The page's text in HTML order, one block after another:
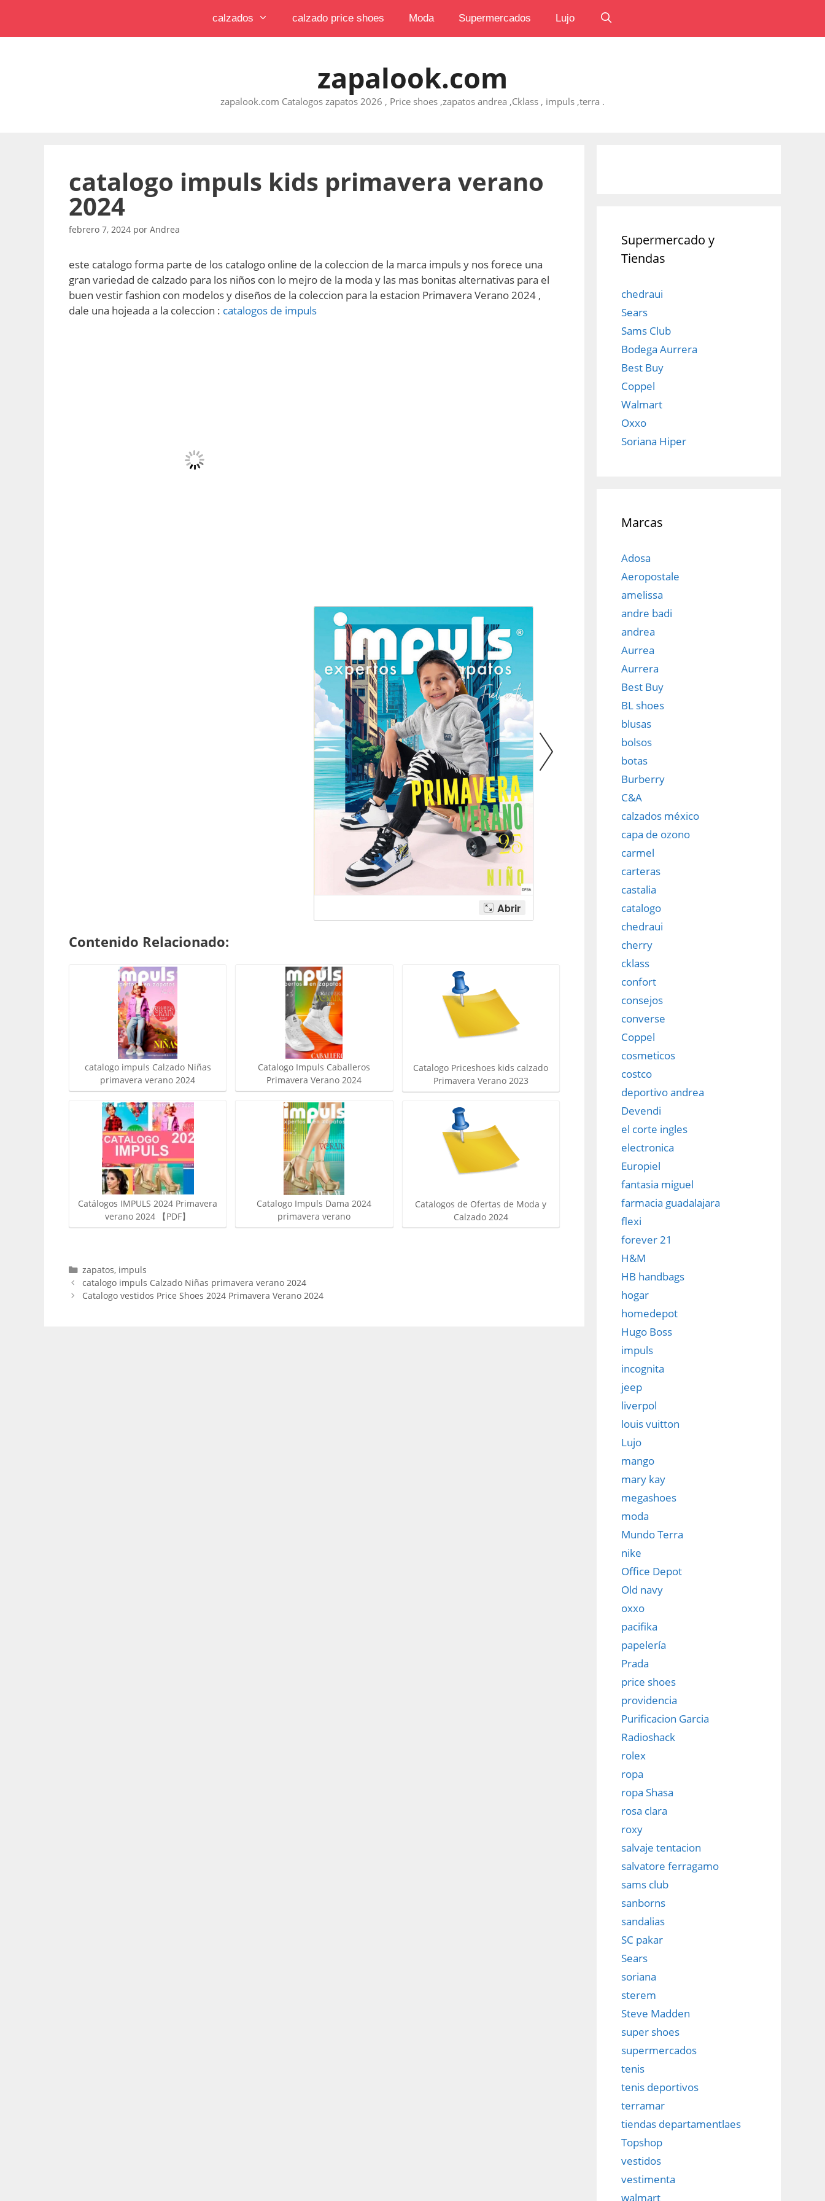
contenido
calzados calzado price shoes Moda Supermercados Lujo
zapalook.com
zapalook.com Catalogos zapatos 2026 , Price shoes ,zapatos andrea ,Cklass , impuls ,terra .
catalogo impuls kids primavera verano
2024
febrero 7, 2024 por Andrea
este catalogo forma parte de los catalogo online de la coleccion de la marca impuls y nos forece una
gran variedad de calzado para los niños con lo mejro de la moda y las mas bonitas alternativas para el
buen vestir fashion con modelos y diseños de la coleccion para la estacion Primavera Verano 2024 ,
dale una hojeada a la coleccion : catalogos de impuls
Contenido Relacionado:
catalogo impuls Calzado Niñas
primavera verano 2024
Catálogos IMPULS 2024 Primavera
verano 2024 【PDF】
Catalogo Impuls Caballeros
Primavera Verano 2024
Catalogo Impuls Dama 2024
primavera verano
Catalogo Priceshoes kids calzado
Primavera Verano 2023
Catalogos de Ofertas de Moda y
Calzado 2024
Categorías
zapatos, impuls
catalogo impuls Calzado Niñas primavera verano 2024
Catalogo vestidos Price Shoes 2024 Primavera Verano 2024
Supermercado y
Tiendas
chedraui
Sears
Sams Club
Bodega Aurrera
Best Buy
Coppel
Walmart
Oxxo
Soriana Hiper
Marcas
Adosa
Aeropostale
amelissa
andre badi
andrea
Aurrea
Aurrera
Best Buy
BL shoes
blusas
bolsos
botas
Burberry
C&A
calzados méxico
capa de ozono
carmel
carteras
castalia
catalogo
chedraui
cherry
cklass
confort
consejos
converse
Coppel
cosmeticos
costco
deportivo andrea
Devendi
el corte ingles
electronica
Europiel
fantasia miguel
farmacia guadalajara
flexi
forever 21
H&M
HB handbags
hogar
homedepot
Hugo Boss
impuls
incognita
jeep
liverpol
louis vuitton
Lujo
mango
mary kay
megashoes
moda
Mundo Terra
nike
Office Depot
Old navy
oxxo
pacifika
papelería
Prada
price shoes
providencia
Purificacion Garcia
Radioshack
rolex
ropa
ropa Shasa
rosa clara
roxy
salvaje tentacion
salvatore ferragamo
sams club
sanborns
sandalias
SC pakar
Sears
soriana
sterem
Steve Madden
super shoes
supermercados
tenis
tenis deportivos
terramar
tiendas departamentlaes
Topshop
vestidos
vestimenta
walmart